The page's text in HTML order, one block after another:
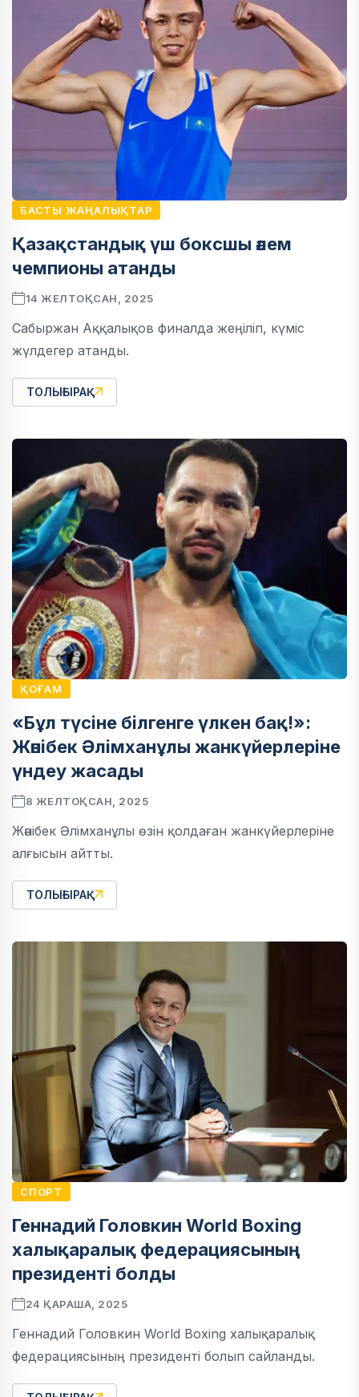
БАСТЫ ЖАҢАЛЫҚТАР
Қазақстандық үш боксшы әлем
чемпионы атанды
14 ЖЕЛТОҚСАН, 2025
Сабыржан Аққалықов финалда жеңіліп, күміс
жүлдегер атанды.
ТОЛЫҒЫРАҚ
ҚОҒАМ
«Бұл түсіне білгенге үлкен бақ!»:
Жәнібек Әлімханұлы жанкүйерлеріне
үндеу жасады
8 ЖЕЛТОҚСАН, 2025
Жәнібек Әлімханұлы өзін қолдаған жанкүйерлеріне
алғысын айтты.
ТОЛЫҒЫРАҚ
СПОРТ
Геннадий Головкин World Boxing
халықаралық федерациясының
президенті болды
24 ҚАРАША, 2025
Геннадий Головкин World Boxing халықаралық
федерациясының президенті болып сайланды.